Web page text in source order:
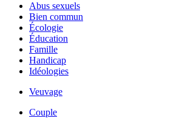
Abus sexuels
Bien commun
Écologie
Éducation
Famille
Handicap
Idéologies
Veuvage
Couple